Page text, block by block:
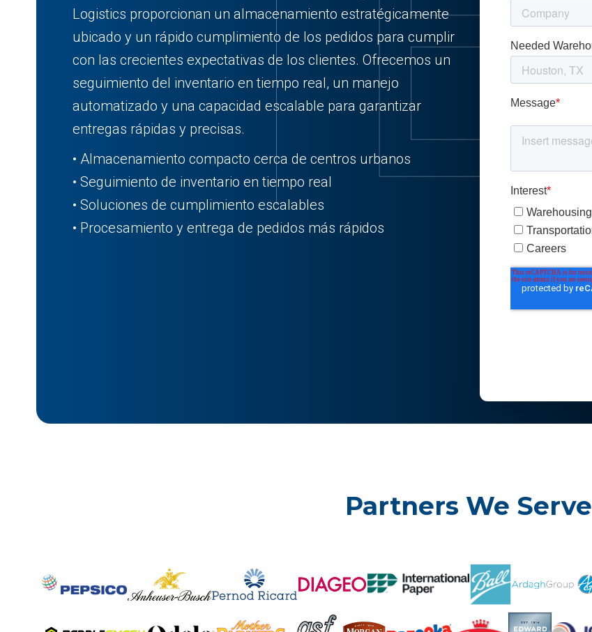
Logistics proporcionan un almacenamiento estratégicamente
ubicado y un rápido cumplimiento de los pedidos para cumplir
con las crecientes expectativas de los clientes. Ofrecemos un
seguimiento del inventario en tiempo real, un manejo
automatizado y una capacidad escalable para garantizar
entregas rápidas y precisas.
• Almacenamiento compacto cerca de centros urbanos
• Seguimiento de inventario en tiempo real
• Soluciones de cumplimiento escalables
• Procesamiento y entrega de pedidos más rápidos
Partners We Serve